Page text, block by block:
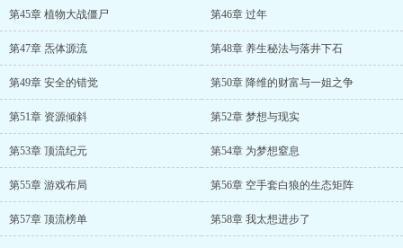
第45章 植物大战僵尸 第46章 过年
第47章 炁体源流 第48章 养生秘法与落井下石
第49章 安全的错觉 第50章 降维的财富与一姐之争
第51章 资源倾斜 第52章 梦想与现实
第53章 顶流纪元 第54章 为梦想窒息
第55章 游戏布局 第56章 空手套白狼的生态矩阵
第57章 顶流榜单 第58章 我太想进步了